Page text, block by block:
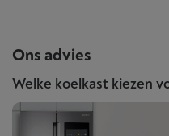
Ons advies
Welke koelkast kiezen